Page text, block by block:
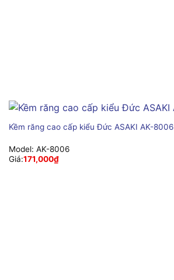
Kềm răng cao cấp kiểu Đức ASAKI AK-8006
Model: AK-8006
Giá:171,000₫